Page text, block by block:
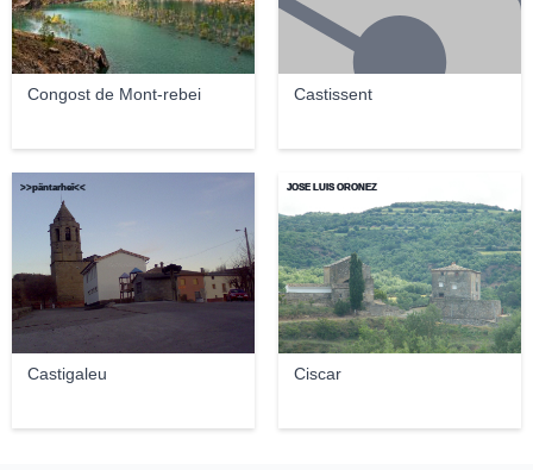
Congost de Mont-rebei Castissent
Castigaleu
>>päntarheî<<
Ciscar
JOSE LUIS OROÑEZ